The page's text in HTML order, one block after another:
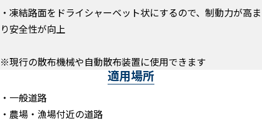
・凍結路面をドライシャーベット状にするので、制動力が高ま
り安全性が向上
※現行の散布機械や自動散布装置に使用できます
適用場所
・一般道路
・農場・漁場付近の道路